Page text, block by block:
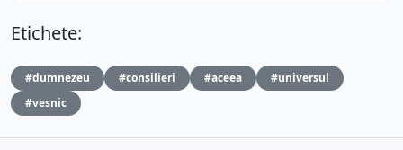
Etichete:
#dumnezeu #consilieri #aceea
#universul
#vesnic